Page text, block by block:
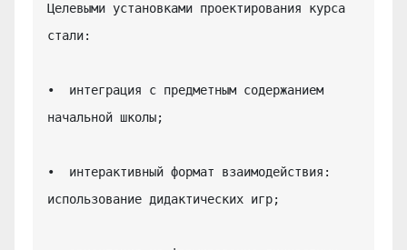
Целевыми установками проектирования курса
стали:
•  интеграция с предметным содержанием
начальной школы;
•  интерактивный формат взаимодействия:
использование дидактических игр;